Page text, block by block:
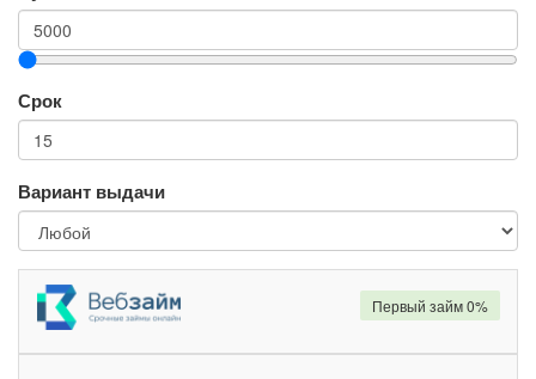
Срок
Вариант выдачи
Первый займ 0%